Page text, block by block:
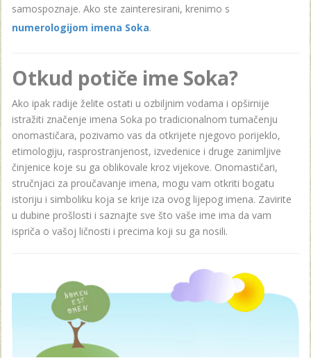
samospoznaje. Ako ste zainteresirani, krenimo s
numerologijom imena Soka.
Otkud potiče ime Soka?
Ako ipak radije želite ostati u ozbiljnim vodama i opširnije
istražiti značenje imena Soka po tradicionalnom tumačenju
onomastičara, pozivamo vas da otkrijete njegovo porijeklo,
etimologiju, rasprostranjenost, izvedenice i druge zanimljive
činjenice koje su ga oblikovale kroz vijekove. Onomastičari,
stručnjaci za proučavanje imena, mogu vam otkriti bogatu
istoriju i simboliku koja se krije iza ovog lijepog imena. Zavirite
u dubine prošlosti i saznajte sve što vaše ime ima da vam
ispriča o vašoj ličnosti i precima koji su ga nosili.